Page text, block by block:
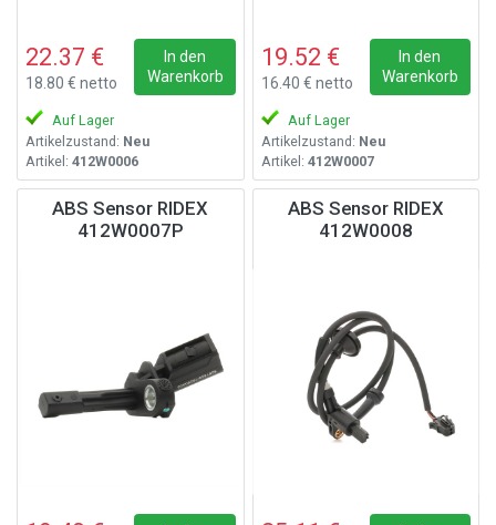
22.37 €
18.80 € netto
In den
Warenkorb
Auf Lager
Artikelzustand: Neu
Artikel: 412W0006
19.52 €
16.40 € netto
In den
Warenkorb
Auf Lager
Artikelzustand: Neu
Artikel: 412W0007
ABS Sensor RIDEX
412W0007P
ABS Sensor RIDEX
412W0008